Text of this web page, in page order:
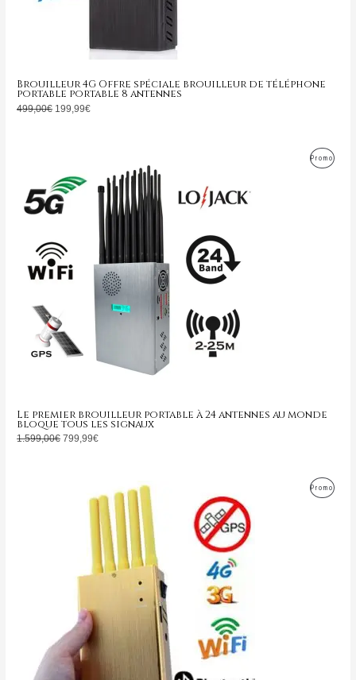
Brouilleur 4G Offre spéciale brouilleur de téléphone
portable portable 8 antennes
499,00€ 199,99€
Promo
Le premier brouilleur portable à 24 antennes au monde
bloque tous les signaux
1.599,00€
était :
1.599,00€.
799,99€
actuel
est :
799,99€.
Promo
prix
actuel
est :
169,99€.